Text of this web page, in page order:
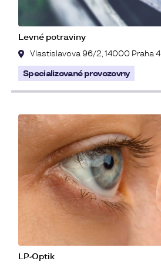
Levné potraviny
Vlastislavova 96/2, 14000 Praha 4
Specializované provozovny
LP-Optik